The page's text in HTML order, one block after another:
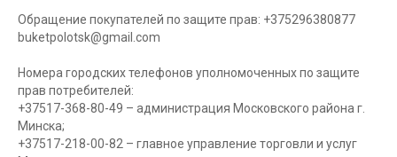
Обращение покупателей по защите прав: +375296380877
buketpolotsk@gmail.com
Номера городских телефонов уполномоченных по защите
прав потребителей:
+37517-368-80-49 – администрация Московского района г.
Минска;
+37517-218-00-82 – главное управление торговли и услуг